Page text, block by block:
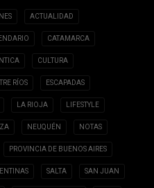
ACTUALIDAD
CATAMARCA
CULTURA
RÍOS ESCAPADAS
LA RIOJA LIFESTYLE
NEUQUÉN NOTAS
PROVINCIA DE BUENOS AIRES
SALTA SAN JUAN